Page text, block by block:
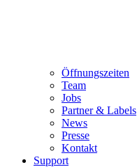
Öffnungszeiten
Team
Jobs
Partner & Labels
News
Presse
Kontakt
Support